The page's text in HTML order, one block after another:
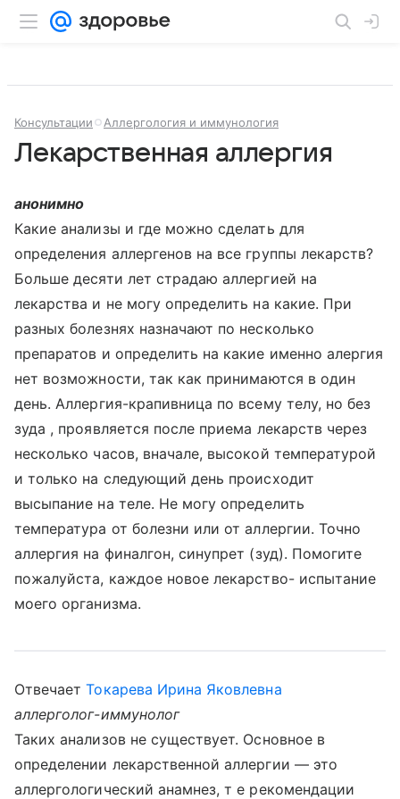
Консультации Аллергология и иммунология
Лекарственная аллергия
анонимно
Какие анализы и где можно сделать для
определения аллергенов на все группы лекарств?
Больше десяти лет страдаю аллергией на
лекарства и не могу определить на какие. При
разных болезнях назначают по несколько
препаратов и определить на какие именно алергия
нет возможности, так как принимаются в один
день. Аллергия-крапивница по всему телу, но без
зуда , проявляется после приема лекарств через
несколько часов, вначале, высокой температурой
и только на следующий день происходит
высыпание на теле. Не могу определить
температура от болезни или от аллергии. Точно
аллергия на финалгон, синупрет (зуд). Помогите
пожалуйста, каждое новое лекарство- испытание
моего организма.
ОтвечаетТокарева Ирина Яковлевна
аллерголог-иммунолог
Таких анализов не существует. Основное в
определении лекарственной аллергии — это
аллергологический анамнез, т е рекомендации